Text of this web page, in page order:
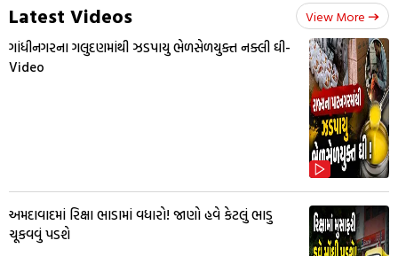
Latest Videos View More
ગાંધીનગરના ગલુદણમાંથી ઝડપાયુ ભેળસેળયુક્ત નક્લી ઘી-
Video
અમદાવાદમાં રિક્ષા ભાડામાં વધારો! જાણો હવે કેટલું ભાડુ
ચૂકવવું પડશે